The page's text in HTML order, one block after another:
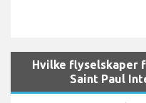
Hvilke flyselskaper
Saint Paul